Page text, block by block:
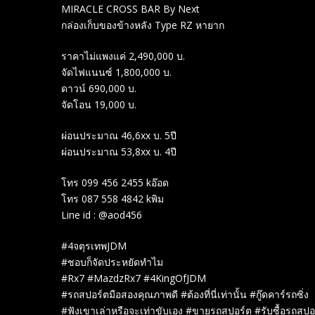
MIRACLE CROSS BAR By Next
กล่องเก็บของข้างหลัง Type RZ หายาก
ราคาไม่แพงแค่ 2,490,000 บ.
จัดไฟแนนซ์ 1,800,000 บ.
ดาวน์ 690,000 บ.
จัดโอน 19,000 บ.
ผ่อนประมาณ 46,6xx บ. 5ปี
ผ่อนประมาณ 53,8xx บ. 4ปี
โทร 099 456 2455 kอ๊อด
โทร 087 558 4842 kพิม
Line id : @aod456
#4จตุรเทพJDM
#ชอบก็จัดประหยัดทำไม
#Rx7 #MazdzRx7 #4KingOfJDM
#รถสปอร์ตมือสองคุณภาพดี #ต้องที่นี่เท่านั้น #กู๊ดคาร์รถซิ่ง
#ฟังเขาเล่าหรือจะเท่าขับเอง #ขายรถสปอร์ต #รับซื้อรถสป